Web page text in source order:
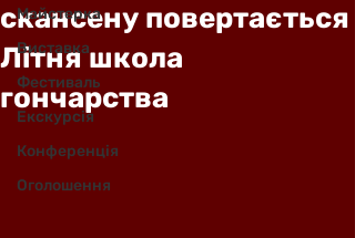
Майстерка
Виставка
Фестиваль
Екскурсія
Конференція
Оголошення
скансену повертається
Літня школа
гончарства